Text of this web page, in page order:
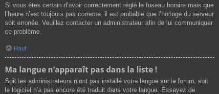
Si vous êtes certain d’avoir correctement réglé le fuseau horaire mais que
l’heure n’est toujours pas correcte, il est probable que l’horloge du serveur
soit erronée. Veuillez contacter un administrateur afin de lui communiquer
ce problème.
Haut
Ma langue n’apparaît pas dans la liste !
Soit les administrateurs n’ont pas installé votre langue sur le forum, soit
le logiciel n’a pas encore été traduit dans votre langue. Essayez de